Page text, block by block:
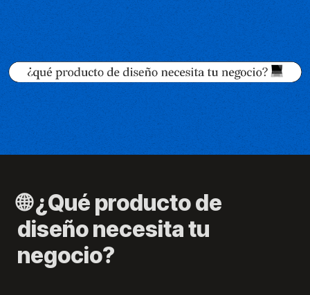
🌐 ¿Qué producto de
diseño necesita tu
negocio?